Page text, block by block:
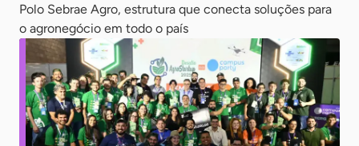
Polo Sebrae Agro, estrutura que conecta soluções para
o agronegócio em todo o país